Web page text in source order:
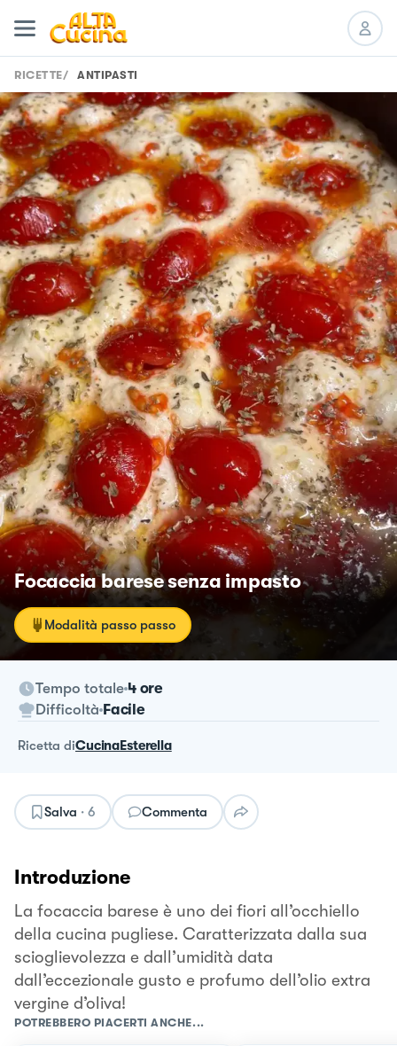
RICETTE/ ANTIPASTI
Focaccia barese senza impasto
Modalità passo passo
Tempo totale 4 ore
Difficoltà Facile
ricetta diCucinaEsterella
Salva · 6 Commenta
Introduzione
La focaccia barese è uno dei fiori all’occhiello
della cucina pugliese. Caratterizzata dalla sua
scioglievolezza e dall’umidità data
dall’eccezionale gusto e profumo dell’olio extra
vergine d’oliva!
POTREBBERO PIACERTI ANCHE...